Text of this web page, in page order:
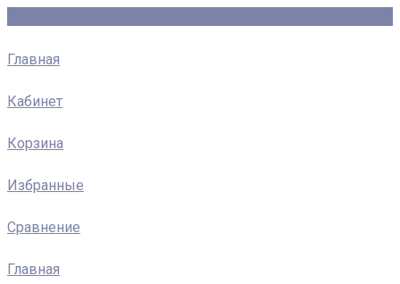
Главная
Кабинет
Корзина
Избранные
Сравнение
Главная